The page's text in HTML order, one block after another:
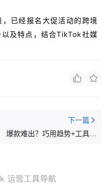
已经报名大促活动的跨境
及特点，结合TikTok社媒
下一篇
爆款难出？巧用趋势+工具破